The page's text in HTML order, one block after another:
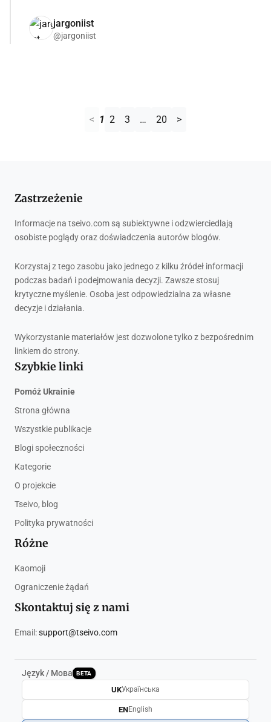
jargoniist
@jargoniist
< 1 2 3 … 20 >
Zastrzeżenie
Informacje na tseivo.com są subiektywne i odzwierciedlają
osobiste poglądy oraz doświadczenia autorów blogów.
Korzystaj z tego zasobu jako jednego z kilku źródeł informacji
podczas badań i podejmowania decyzji. Zawsze stosuj
krytyczne myślenie. Osoba jest odpowiedzialna za własne
decyzje i działania.
Wykorzystanie materiałów jest dozwolone tylko z bezpośrednim
linkiem do strony.
Szybkie linki
Pomóż Ukrainie
Strona główna
Wszystkie publikacje
Blogi społeczności
Kategorie
O projekcie
Tseivo, blog
Polityka prywatności
Różne
Kaomoji
Ograniczenie żądań
Skontaktuj się z nami
Email:support@tseivo.com
Język / Мова BETA
UKУкраїнська
ENEnglish